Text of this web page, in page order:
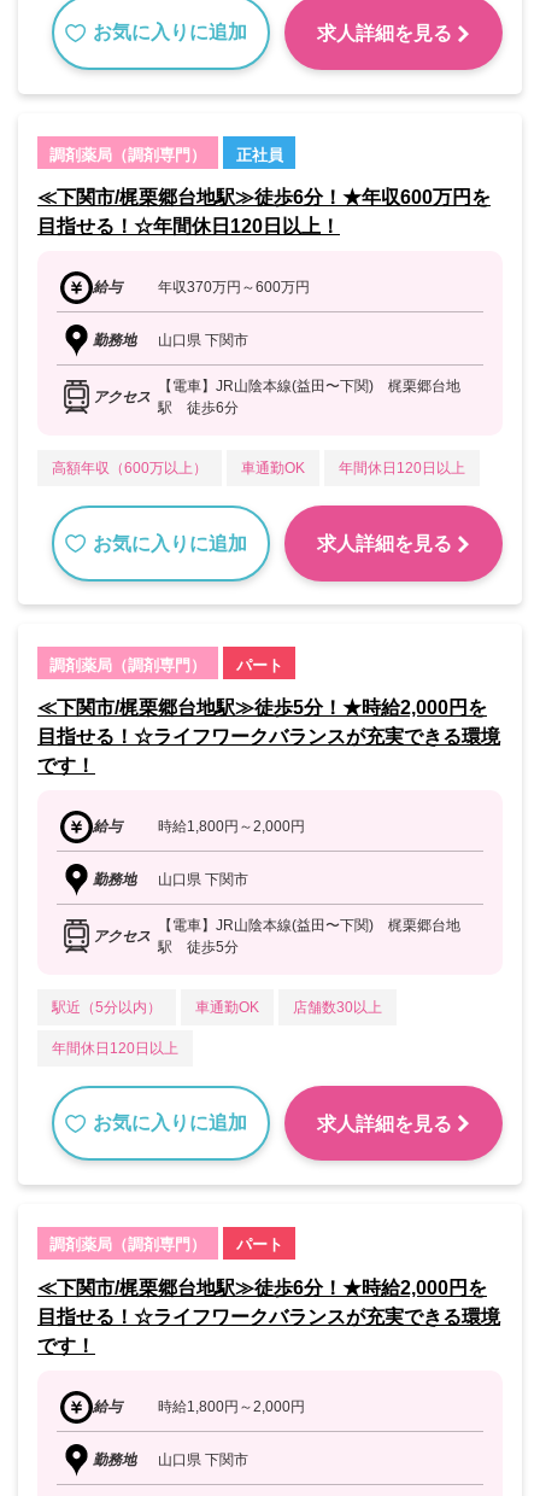
お気に入りに追加 求人詳細を見る
調剤薬局（調剤専門） 正社員
≪下関市/梶栗郷台地駅≫徒歩6分！★年収600万円を
目指せる！☆年間休日120日以上！
給与 年収370万円～600万円
勤務地 山口県 下関市
アクセス
【電車】JR山陰本線(益田〜下関) 梶栗郷台地
駅 徒歩6分
高額年収（600万以上） 車通勤OK 年間休日120日以上
お気に入りに追加 求人詳細を見る
調剤薬局（調剤専門） パート
≪下関市/梶栗郷台地駅≫徒歩5分！★時給2,000円を
目指せる！☆ライフワークバランスが充実できる環境
です！
給与 時給1,800円～2,000円
勤務地 山口県 下関市
アクセス
【電車】JR山陰本線(益田〜下関) 梶栗郷台地
駅 徒歩5分
駅近（5分以内） 車通勤OK 店舗数30以上
年間休日120日以上
お気に入りに追加 求人詳細を見る
調剤薬局（調剤専門） パート
≪下関市/梶栗郷台地駅≫徒歩6分！★時給2,000円を
目指せる！☆ライフワークバランスが充実できる環境
です！
給与 時給1,800円～2,000円
勤務地 山口県 下関市